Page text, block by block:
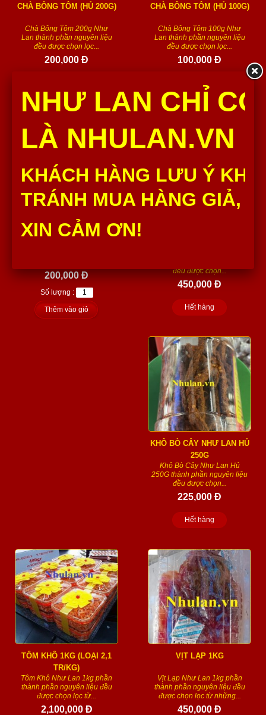
CHÀ BÔNG TÔM (HỦ 200G)
Chà Bông Tôm 200g Như
Lan thành phần nguyên liệu
đều được chọn lọc...
200,000 Đ
Thêm vào giỏ
CHÀ BÔNG TÔM (HỦ 100G)
Chà Bông Tôm 100g Như
Lan thành phần nguyên liệu
đều được chọn lọc...
100,000 Đ
Thêm vào giỏ
CHÀ BÔNG CÁ - CÁ LÓC
200,000 Đ
Số lượng :
Thêm vào giỏ
đều được chọn...
450,000 Đ
Hết hàng
KHÔ BÒ CÂY NHƯ LAN HỦ
250G
Khô Bò Cây Như Lan Hủ
250G thành phần nguyên liệu
đều được chọn...
225,000 Đ
Hết hàng
TÔM KHÔ 1KG (LOẠI 2,1
TR/KG)
Tôm Khô Như Lan 1kg phần
thành phần nguyên liệu đều
được chọn lọc từ...
2,100,000 Đ
VỊT LẠP 1KG
Vịt Lạp Như Lan 1kg phần
thành phần nguyên liệu đều
được chọn lọc từ những...
450,000 Đ
NHƯ LAN CHỈ
LÀ NHULAN.VN
KHÁCH HÀNG LƯU Ý
TRÁNH MUA HÀNG GIẢ,
XIN CẢM ƠN!